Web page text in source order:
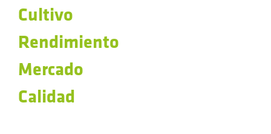
Cultivo
Rendimiento
Mercado
Calidad